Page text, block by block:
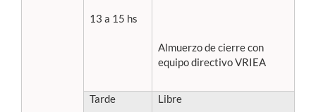
13 a 15 hs
Almuerzo de cierre con
equipo directivo VRIEA
Tarde Libre